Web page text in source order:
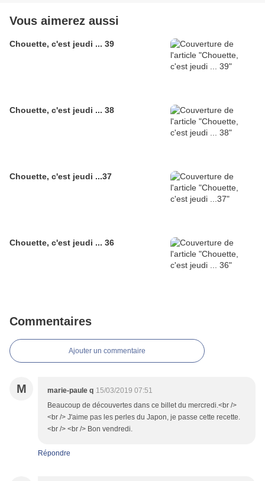
Vous aimerez aussi
Chouette, c'est jeudi ... 39
Chouette, c'est jeudi ... 38
Chouette, c'est jeudi ...37
Chouette, c'est jeudi ... 36
Commentaires
Ajouter un commentaire
M marie-paule q 15/03/2019 07:51
Beaucoup de découvertes dans ce billet du mercredi.<br />
<br /> J'aime pas les perles du Japon, je passe cette recette.
<br /> <br /> Bon vendredi.
Répondre